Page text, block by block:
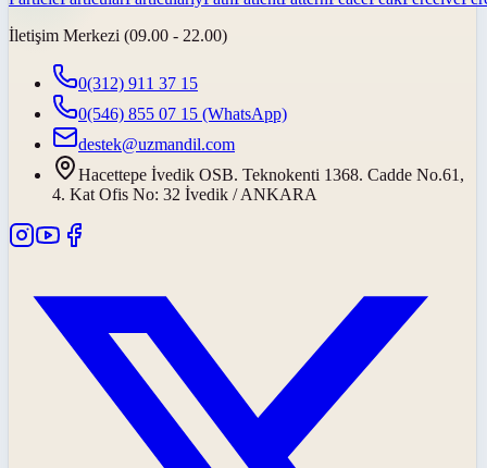
İletişim Merkezi (09.00 - 22.00)
0(312) 911 37 15
0(546) 855 07 15 (WhatsApp)
destek@uzmandil.com
Hacettepe İvedik OSB. Teknokenti 1368. Cadde No.61,
4. Kat Ofis No: 32 İvedik / ANKARA